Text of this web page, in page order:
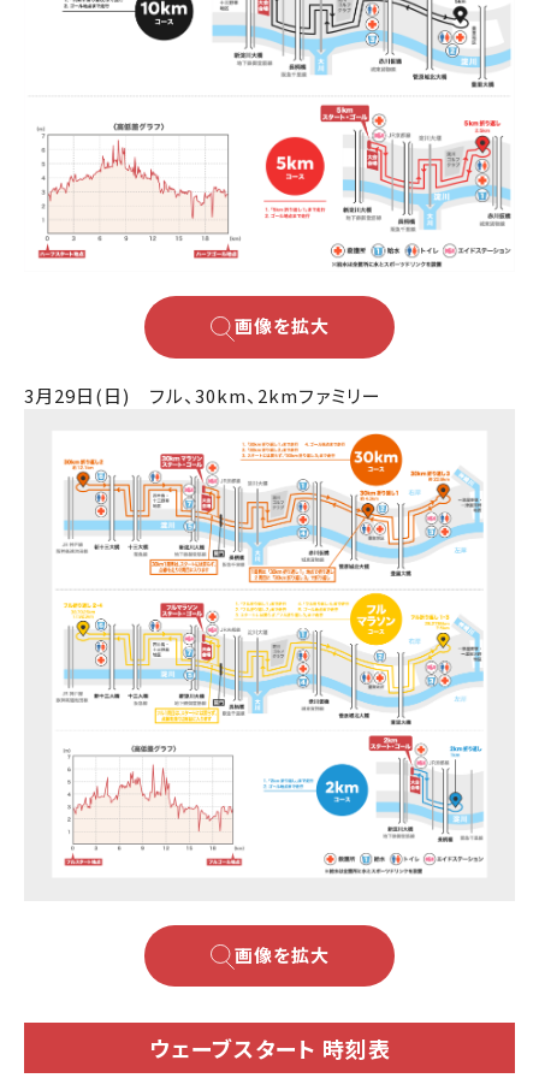
画像を拡大
3月29日(日) フル、30km、2kmファミリー
画像を拡大
ウェーブスタート 時刻表